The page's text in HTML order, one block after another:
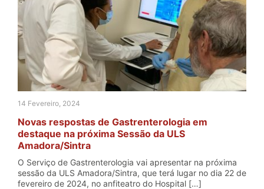
14 Fevereiro, 2024
Novas respostas de Gastrenterologia em
destaque na próxima Sessão da ULS
Amadora/Sintra
O Serviço de Gastrenterologia vai apresentar na próxima
sessão da ULS Amadora/Sintra, que terá lugar no dia 22 de
fevereiro de 2024, no anfiteatro do Hospital […]